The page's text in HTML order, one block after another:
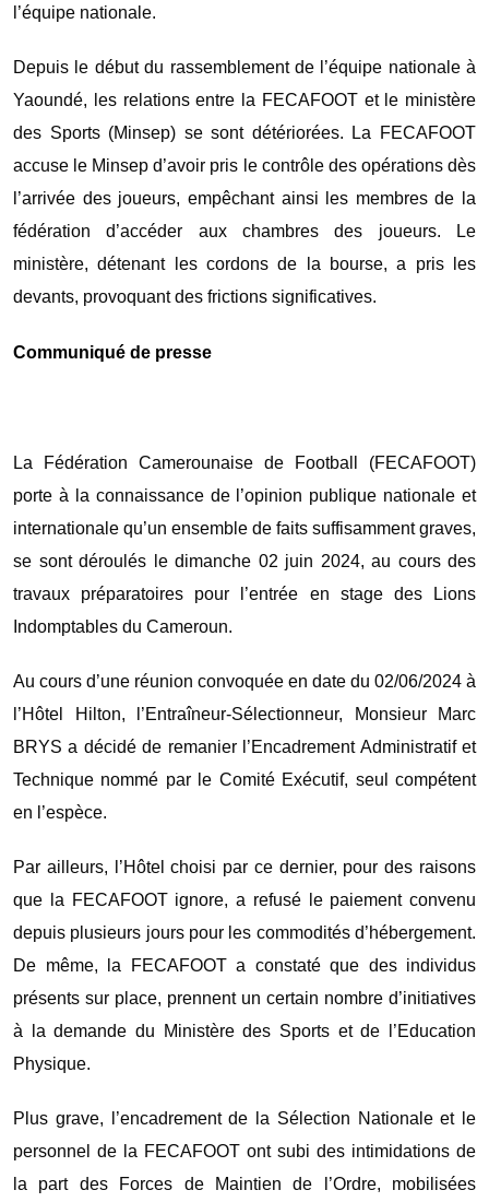
l’équipe nationale.
Depuis le début du rassemblement de l’équipe nationale à
Yaoundé, les relations entre la FECAFOOT et le ministère
des Sports (Minsep) se sont détériorées. La FECAFOOT
accuse le Minsep d’avoir pris le contrôle des opérations dès
l’arrivée des joueurs, empêchant ainsi les membres de la
fédération d’accéder aux chambres des joueurs. Le
ministère, détenant les cordons de la bourse, a pris les
devants, provoquant des frictions significatives.
Communiqué de presse
La Fédération Camerounaise de Football (FECAFOOT)
porte à la connaissance de l’opinion publique nationale et
internationale qu’un ensemble de faits suffisamment graves,
se sont déroulés le dimanche 02 juin 2024, au cours des
travaux préparatoires pour l’entrée en stage des Lions
Indomptables du Cameroun.
Au cours d’une réunion convoquée en date du 02/06/2024 à
l’Hôtel Hilton, l’Entraîneur-Sélectionneur, Monsieur Marc
BRYS a décidé de remanier l’Encadrement Administratif et
Technique nommé par le Comité Exécutif, seul compétent
en l’espèce.
Par ailleurs, l’Hôtel choisi par ce dernier, pour des raisons
que la FECAFOOT ignore, a refusé le paiement convenu
depuis plusieurs jours pour les commodités d’hébergement.
De même, la FECAFOOT a constaté que des individus
présents sur place, prennent un certain nombre d’initiatives
à la demande du Ministère des Sports et de l’Education
Physique.
Plus grave, l’encadrement de la Sélection Nationale et le
personnel de la FECAFOOT ont subi des intimidations de
la part des Forces de Maintien de l’Ordre, mobilisées